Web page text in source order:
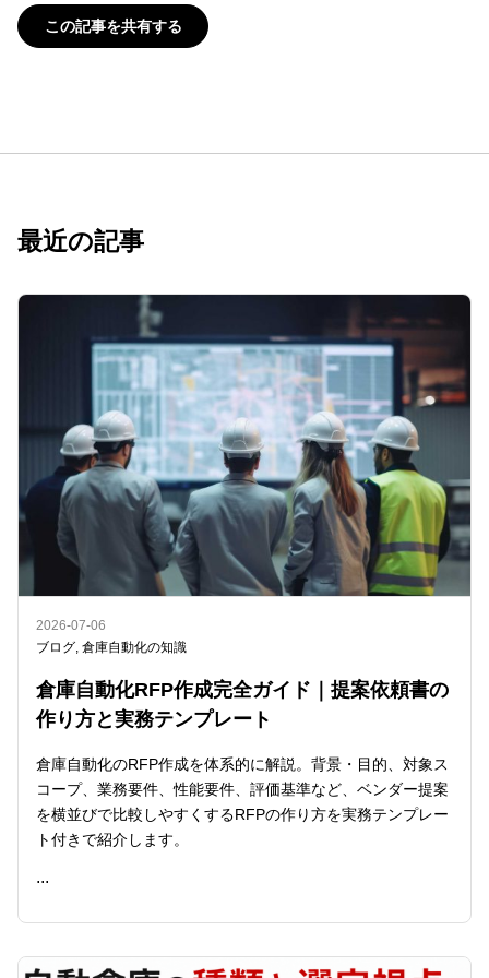
この記事を共有する
最近の記事
2026-07-06
ブログ, 倉庫自動化の知識
倉庫自動化RFP作成完全ガイド｜提案依頼書の
作り方と実務テンプレート
倉庫自動化のRFP作成を体系的に解説。背景・目的、対象ス
コープ、業務要件、性能要件、評価基準など、ベンダー提案
を横並びで比較しやすくするRFPの作り方を実務テンプレー
ト付きで紹介します。
...
READ ME